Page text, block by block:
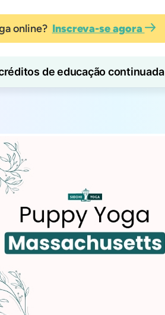
online? Inscreva-se agora
de educação continuada